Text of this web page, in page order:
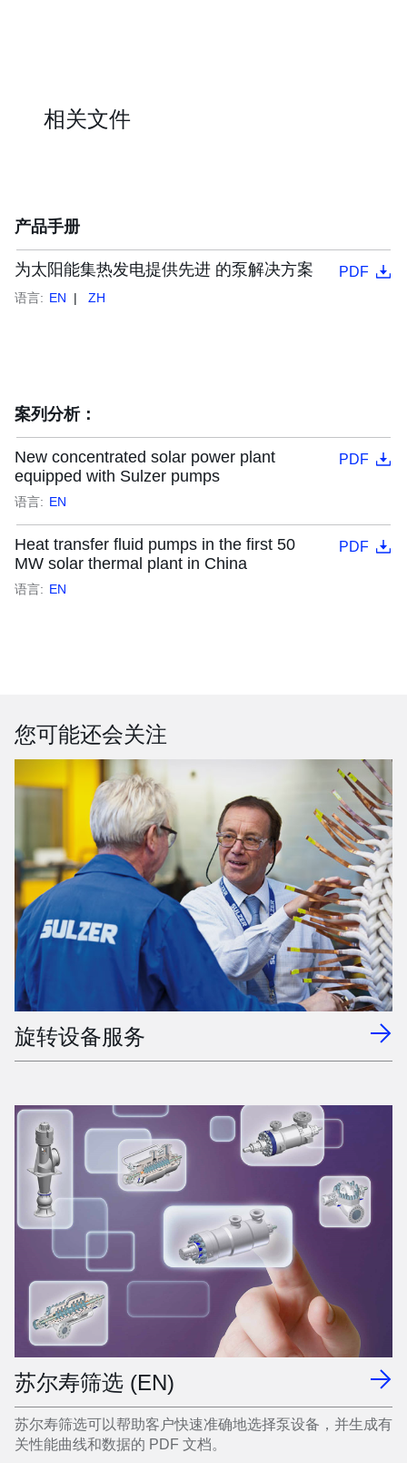
相关文件
产品手册
为太阳能集热发电提供先进 的泵解决方案 PDF
语言: EN ZH
案列分析：
New concentrated solar power plant
equipped with Sulzer pumps
PDF
语言: EN
Heat transfer fluid pumps in the first 50
MW solar thermal plant in China
PDF
语言: EN
您可能还会关注
旋转设备服务
苏尔寿筛选 (EN)
苏尔寿筛选可以帮助客户快速准确地选择泵设备，并生成有
关性能曲线和数据的 PDF 文档。